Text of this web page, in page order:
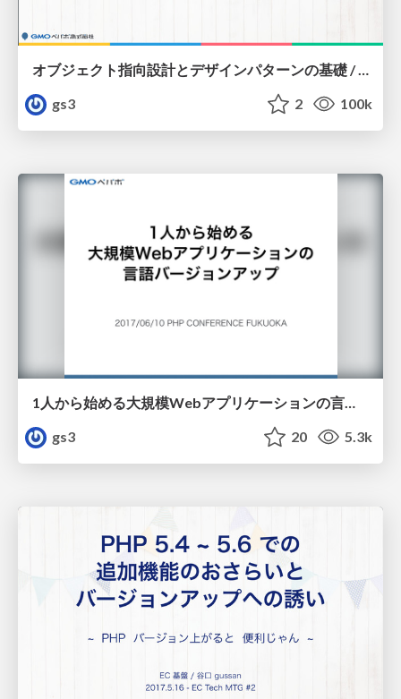
オブジェクト指向設計とデザインパターンの基礎 / Basics of object oriented design and design pattern
gs3
2 100k
1人から始める大規模Webアプリケーションの言語バージョンアップ / version up PHP in large scale application
gs3
20 5.3k